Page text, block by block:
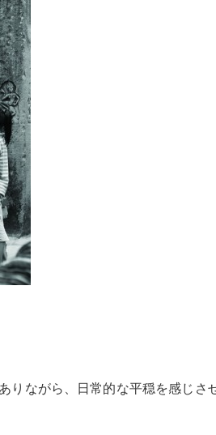
りながら、日常的な平穏を感じさ